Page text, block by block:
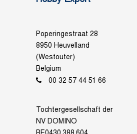
Poperingestraat 28
8950 Heuvelland
(Westouter)
Belgium
00 32 57 44 51 66
Tochtergesellschaft der
NV DOMINO